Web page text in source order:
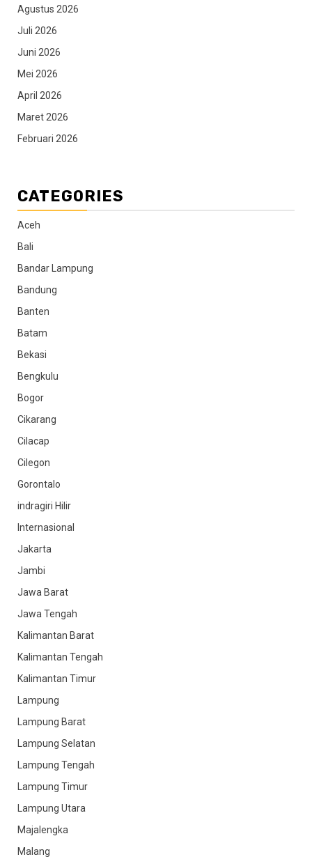
Agustus 2026
Juli 2026
Juni 2026
Mei 2026
April 2026
Maret 2026
Februari 2026
CATEGORIES
Aceh
Bali
Bandar Lampung
Bandung
Banten
Batam
Bekasi
Bengkulu
Bogor
Cikarang
Cilacap
Cilegon
Gorontalo
indragiri Hilir
Internasional
Jakarta
Jambi
Jawa Barat
Jawa Tengah
Kalimantan Barat
Kalimantan Tengah
Kalimantan Timur
Lampung
Lampung Barat
Lampung Selatan
Lampung Tengah
Lampung Timur
Lampung Utara
Majalengka
Malang